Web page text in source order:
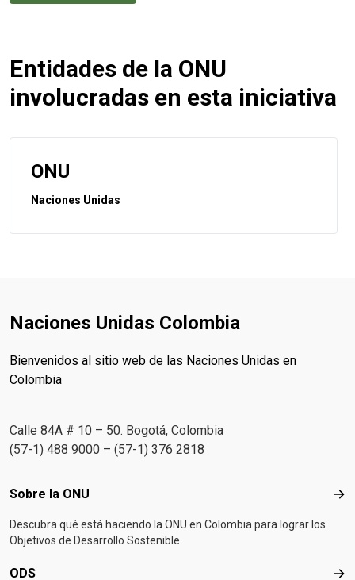
Entidades de la ONU
involucradas en esta iniciativa
ONU
Naciones Unidas
Naciones Unidas Colombia
Bienvenidos al sitio web de las Naciones Unidas en
Colombia
Calle 84A # 10 – 50. Bogotá, Colombia
(57-1) 488 9000 – (57-1) 376 2818
Footer menu
Sobre la ONU
Descubra qué está haciendo la ONU en Colombia para lograr los
Objetivos de Desarrollo Sostenible.
ODS